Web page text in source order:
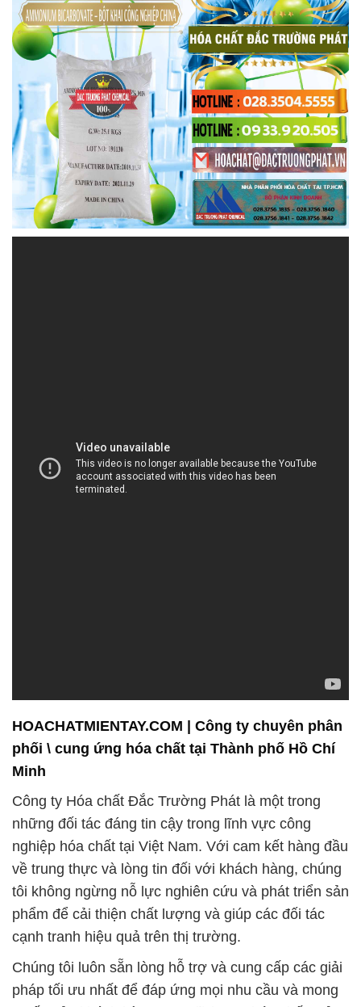
HOACHATMIENTAY.COM | Công ty chuyên phân
phối \ cung ứng hóa chất tại Thành phố Hồ Chí
Minh
Công ty Hóa chất Đắc Trường Phát là một trong
những đối tác đáng tin cậy trong lĩnh vực công
nghiệp hóa chất tại Việt Nam. Với cam kết hàng đầu
về trung thực và lòng tin đối với khách hàng, chúng
tôi không ngừng nỗ lực nghiên cứu và phát triển sản
phẩm để cải thiện chất lượng và giúp các đối tác
cạnh tranh hiệu quả trên thị trường.
Chúng tôi luôn sẵn lòng hỗ trợ và cung cấp các giải
pháp tối ưu nhất để đáp ứng mọi nhu cầu và mong